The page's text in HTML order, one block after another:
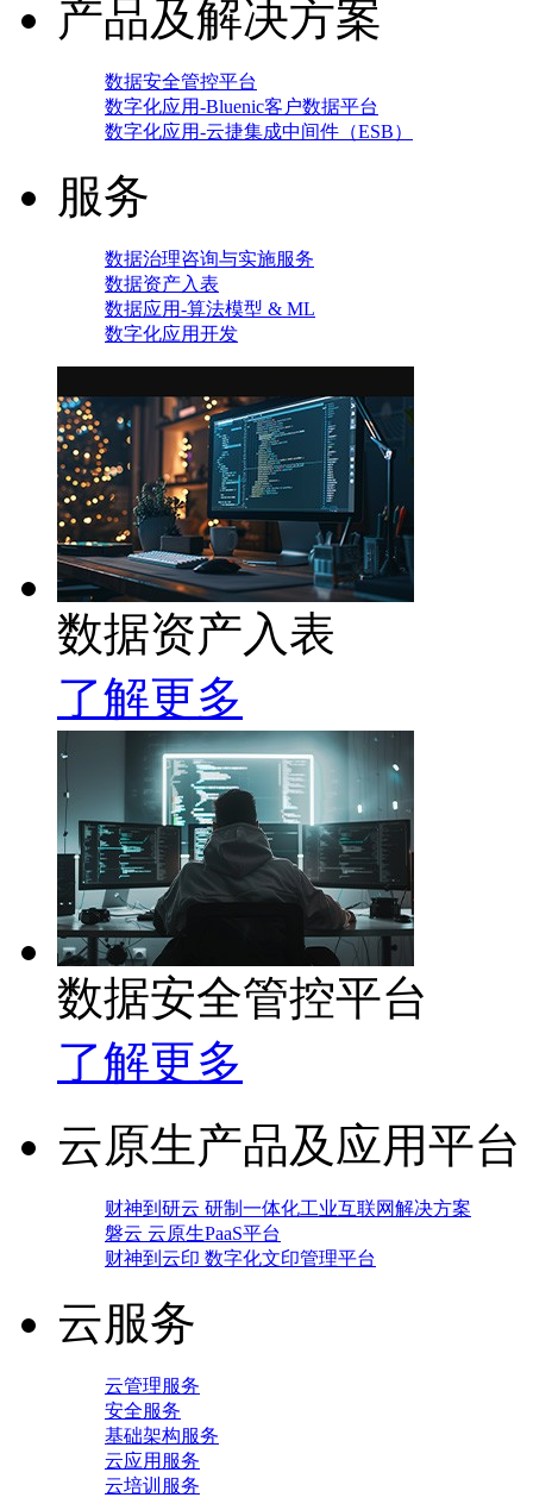
产品及解决方案
数据安全管控平台
数字化应用-Bluenic客户数据平台
数字化应用-云捷集成中间件（ESB）
服务
数据治理咨询与实施服务
数据资产入表
数据应用-算法模型 & ML
数字化应用开发
数据资产入表
了解更多
数据安全管控平台
了解更多
云原生产品及应用平台
财神到研云 研制一体化工业互联网解决方案
磐云 云原生PaaS平台
财神到云印 数字化文印管理平台
云服务
云管理服务
安全服务
基础架构服务
云应用服务
云培训服务